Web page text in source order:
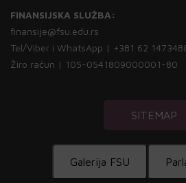
FINANSIJSKA SLUŽBA:
finansije@fsu.edu.rs
Tel/Viber i WhatsApp | +381 62
Žiro račun | 105-0541809000001-80
SITEMAP
Galerija FSU